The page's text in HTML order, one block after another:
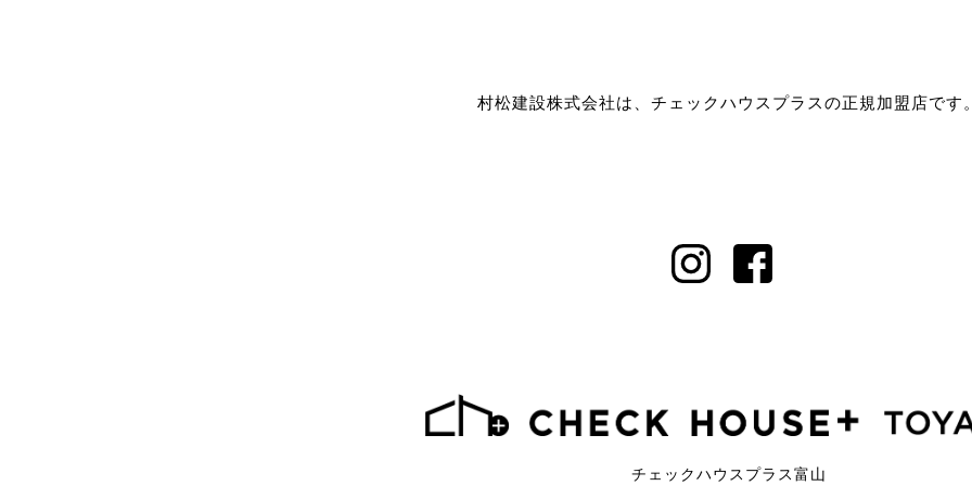
村松建設株式会社は、チェックハウスプラスの正規加盟店です
チェックハウスプラス富山